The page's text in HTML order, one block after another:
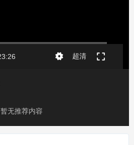
暂无推荐内容